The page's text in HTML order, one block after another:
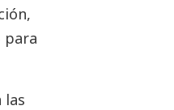
para
las